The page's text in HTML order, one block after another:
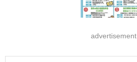
advertisement